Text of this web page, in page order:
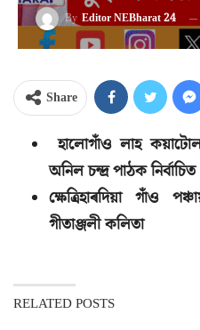
By Editor NEBharat 24
Share
হালোগাঁও লাহ
অনিল চন্দ্ৰ পাঠক নিৰ্বাচিত
ক্ষেত্ৰিহাৰদিয়া গাঁও
গীতাঞ্জলী কলিতা
RELATED POSTS